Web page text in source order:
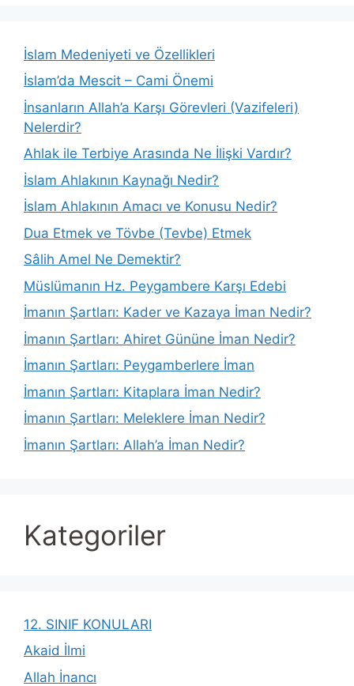
İslam Medeniyeti ve Özellikleri
İslam’da Mescit – Cami Önemi
İnsanların Allah’a Karşı Görevleri (Vazifeleri)
Nelerdir?
Ahlak ile Terbiye Arasında Ne İlişki Vardır?
İslam Ahlakının Kaynağı Nedir?
İslam Ahlakının Amacı ve Konusu Nedir?
Dua Etmek ve Tövbe (Tevbe) Etmek
Sâlih Amel Ne Demektir?
Müslümanın Hz. Peygambere Karşı Edebi
İmanın Şartları: Kader ve Kazaya İman Nedir?
İmanın Şartları: Ahiret Gününe İman Nedir?
İmanın Şartları: Peygamberlere İman
İmanın Şartları: Kitaplara İman Nedir?
İmanın Şartları: Meleklere İman Nedir?
İmanın Şartları: Allah’a İman Nedir?
Kategoriler
12. SINIF KONULARI
Akaid İlmi
Allah İnancı